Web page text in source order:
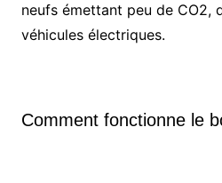
neufs émettant peu de CO2,
véhicules électriques.
Comment fonctionne le